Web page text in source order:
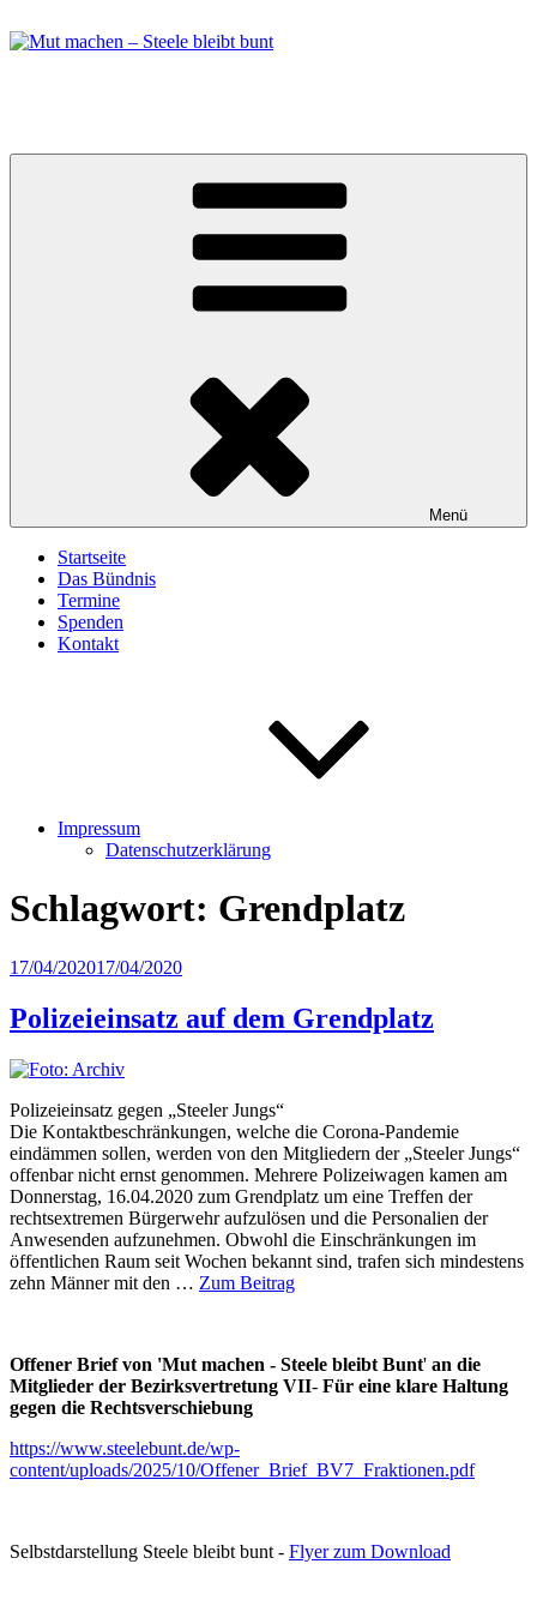
Inhalt
Menü
Startseite
Das Bündnis
Termine
Spenden
Kontakt
Impressum
Datenschutzerklärung
Schlagwort: Grendplatz
Veröffentlicht
17/04/202017/04/2020
Polizeieinsatz auf dem Grendplatz
Polizeieinsatz gegen „Steeler Jungs“
Die Kontaktbeschränkungen, welche die Corona-Pandemie
eindämmen sollen, werden von den Mitgliedern der „Steeler Jungs“
offenbar nicht ernst genommen. Mehrere Polizeiwagen kamen am
Donnerstag, 16.04.2020 zum Grendplatz um eine Treffen der
rechtsextremen Bürgerwehr aufzulösen und die Personalien der
Anwesenden aufzunehmen. Obwohl die Einschränkungen im
öffentlichen Raum seit Wochen bekannt sind, trafen sich mindestens
zehn Männer mit den … Zum Beitrag
Offener Brief von 'Mut machen - Steele bleibt Bunt' an die
Mitglieder der Bezirksvertretung VII- Für eine klare Haltung
gegen die Rechtsverschiebung
https://www.steelebunt.de/wp-
content/uploads/2025/10/Offener_Brief_BV7_Fraktionen.pdf
Selbstdarstellung Steele bleibt bunt - Flyer zum Download